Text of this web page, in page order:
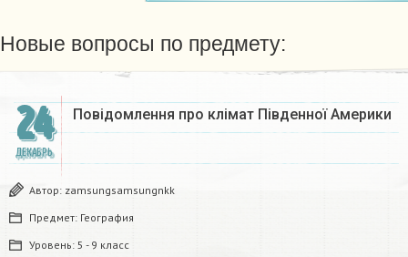
Новые вопросы по предмету:
24
ДЕКАБРЬ
Повідомлення про клімат Південної Америки
Автор: zamsungsamsungnkk
Предмет: География
Уровень: 5 - 9 класс